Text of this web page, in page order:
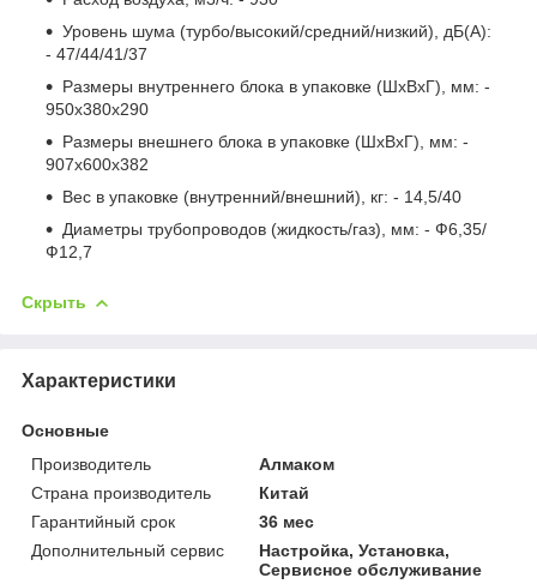
Уровень шума (турбо/высокий/средний/низкий), дБ(А):
- 47/44/41/37
Размеры внутреннего блока в упаковке (ШхВхГ), мм: -
950х380х290
Размеры внешнего блока в упаковке (ШхВхГ), мм: -
907х600х382
Вес в упаковке (внутренний/внешний), кг: - 14,5/40
Диаметры трубопроводов (жидкость/газ), мм: - Ф6,35/
Ф12,7
Скрыть
Характеристики
Основные
Производитель
Алмаком
Страна производитель
Китай
Гарантийный срок
36 мес
Дополнительный сервис
Настройка, Установка,
Сервисное обслуживание